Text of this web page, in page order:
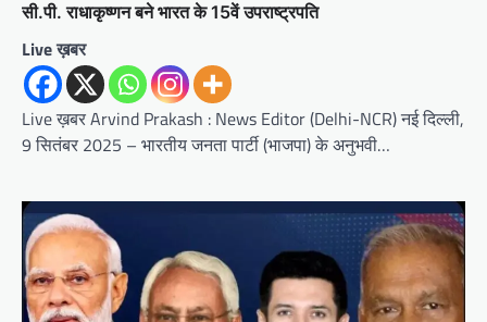
सी.पी. राधाकृष्णन बने भारत के 15वें उपराष्ट्रपति
Live ख़बर
Live ख़बर Arvind Prakash : News Editor (Delhi-NCR) नई दिल्ली,
9 सितंबर 2025 – भारतीय जनता पार्टी (भाजपा) के अनुभवी…